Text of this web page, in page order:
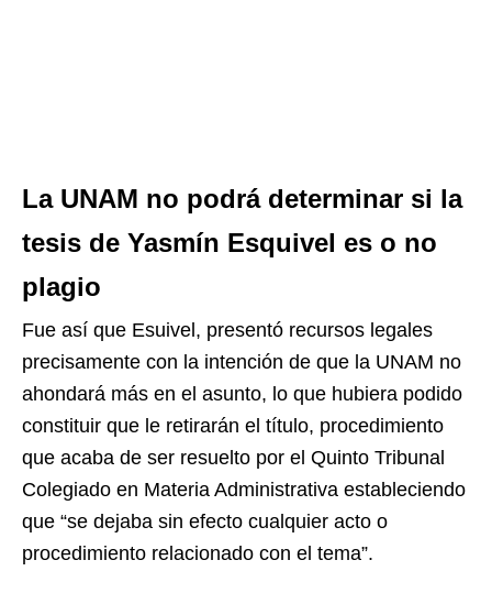
La UNAM no podrá determinar si la
tesis de Yasmín Esquivel es o no
plagio
Fue así que Esuivel, presentó recursos legales
precisamente con la intención de que la UNAM no
ahondará más en el asunto, lo que hubiera podido
constituir que le retirarán el título, procedimiento
que acaba de ser resuelto por el Quinto Tribunal
Colegiado en Materia Administrativa estableciendo
que “se dejaba sin efecto cualquier acto o
procedimiento relacionado con el tema”.